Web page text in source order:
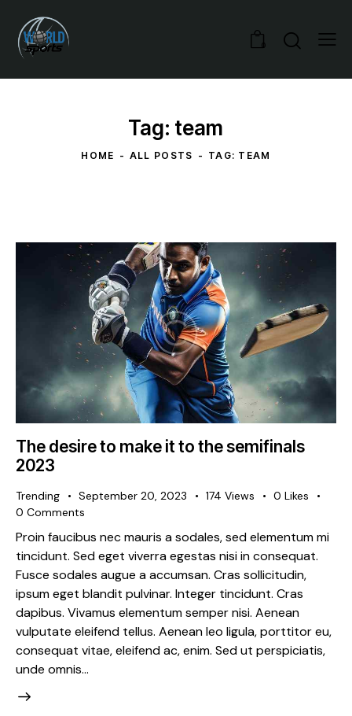
0
Tag: team
HOME ALL POSTS TAG: TEAM
The desire to make it to the semifinals
2023
Trending September 20, 2023 174 Views 0 Likes
0 Comments
Proin faucibus nec mauris a sodales, sed elementum mi
tincidunt. Sed eget viverra egestas nisi in consequat.
Fusce sodales augue a accumsan. Cras sollicitudin,
ipsum eget blandit pulvinar. Integer tincidunt. Cras
dapibus. Vivamus elementum semper nisi. Aenean
vulputate eleifend tellus. Aenean leo ligula, porttitor eu,
consequat vitae, eleifend ac, enim. Sed ut perspiciatis,
unde omnis…